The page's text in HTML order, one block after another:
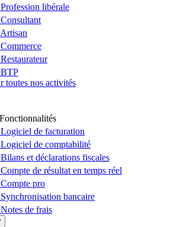
Profession libérale
Consultant
Artisan
Commerce
Restaurateur
BTP
toutes nos activités
Fonctionnalités
Logiciel de facturation
Logiciel de comptabilité
Bilans et déclarations fiscales
Compte de résultat en temps réel
Compte pro
Synchronisation bancaire
Notes de frais